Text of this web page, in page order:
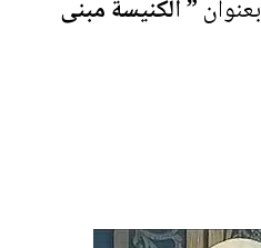
بعنوان” الكنيسة مبنى